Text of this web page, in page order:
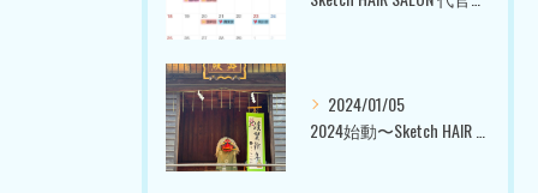
2024/01/05